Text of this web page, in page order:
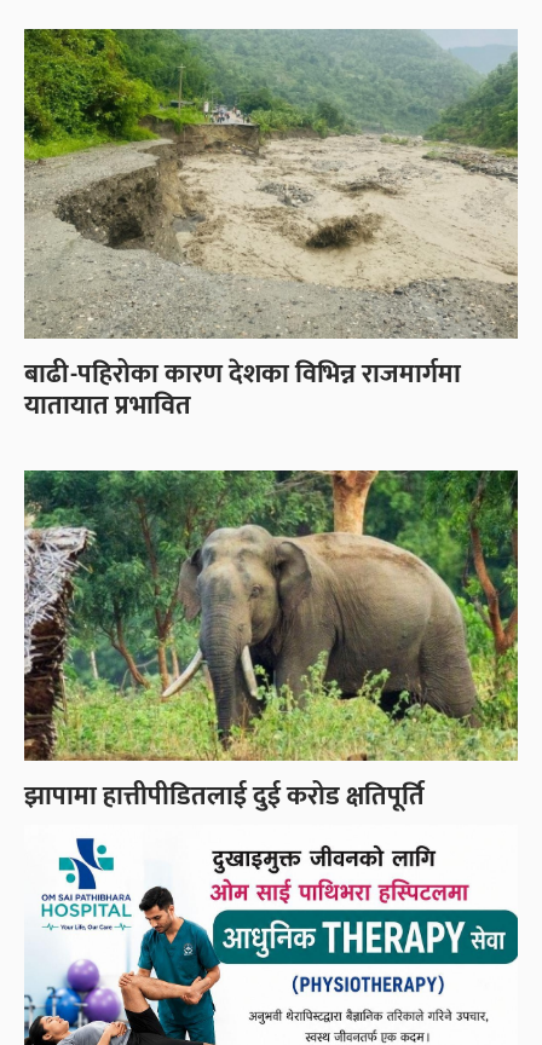
बाढी-पहिरोका कारण देशका विभिन्न राजमार्गमा
यातायात प्रभावित
झापामा हात्तीपीडितलाई दुई करोड क्षतिपूर्ति